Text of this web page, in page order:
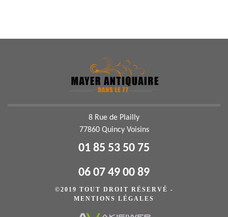
8 Rue de Plailly
77860 Quincy Voisins
01 85 53 50 75
06 07 49 00 89
©2019 TOUT DROIT RÉSERVÉ -
MENTIONS LÉGALES